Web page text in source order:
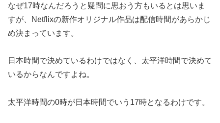
なぜ17時なんだろうと疑問に思おう方もいるとは思いま
すが、Netflixの新作オリジナル作品は配信時間があらかじ
め決まっています。
日本時間で決めているわけではなく、太平洋時間で決めて
いるからなんですよね。
太平洋時間の0時が日本時間でいう17時となるわけです。